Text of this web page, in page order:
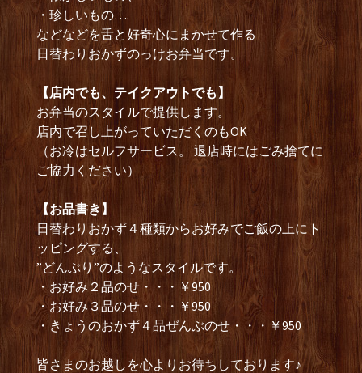
・珍しいもの….
などなどを舌と好奇心にまかせて作る
日替わりおかずのっけお弁当です。
【店内でも、テイクアウトでも】
お弁当のスタイルで提供します。
店内で召し上がっていただくのもOK
（お冷はセルフサービス。 退店時にはごみ捨てに
ご協力ください）
【お品書き】
日替わりおかず４種類からお好みでご飯の上にト
ッピングする、
”どんぶり”のようなスタイルです。
・お好み２品のせ・・・￥950
・お好み３品のせ・・・￥950
・きょうのおかず４品ぜんぶのせ・・・￥950
皆さまのお越しを心よりお待ちしております♪